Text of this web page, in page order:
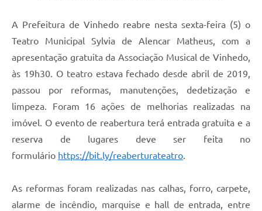
Poupatempo
Listagem dos CEPs de Vinhedo
Acesso à Informação
Contratos
Associação dos Servidores Públicos Municipais de
Vinhedo
Carta de Serviços
A Prefeitura de Vinhedo reabre nesta sexta-feira (5) o
Teatro Municipal Sylvia de Alencar Matheus, com a
apresentação gratuita da Associação Musical de Vinhedo,
às 19h30. O teatro estava fechado desde abril de 2019,
passou por reformas, manutenções, dedetização e
limpeza. Foram 16 ações de melhorias realizadas na
imóvel. O evento de reabertura terá entrada gratuita e a
reserva de lugares deve ser feita no
formulário https://bit.ly/reaberturateatro.
As reformas foram realizadas nas calhas, forro, carpete,
alarme de incêndio, marquise e hall de entrada, entre